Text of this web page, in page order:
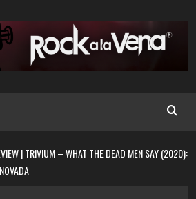
| TRIVIUM – WHAT THE DEAD MEN SAY (2020):